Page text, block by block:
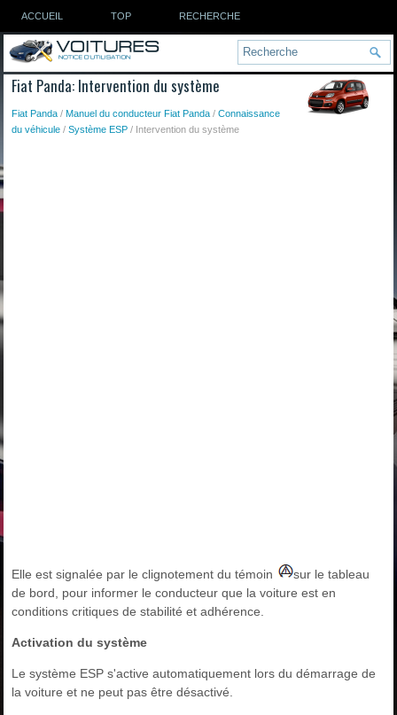
ACCUEIL TOP RECHERCHE
Fiat Panda: Intervention du système
Fiat Panda /Manuel du conducteur Fiat Panda /Connaissance
du véhicule /Système ESP / Intervention du système
Elle est signalée par le clignotement du témoin
sur le tableau
de bord, pour informer le conducteur que la voiture est en
conditions critiques de stabilité et adhérence.
Activation du système
Le système ESP s'active automatiquement lors du démarrage de
la voiture et ne peut pas être désactivé.